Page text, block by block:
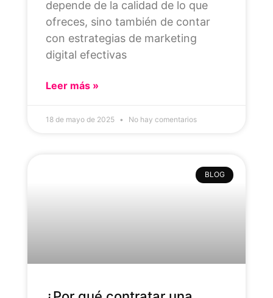
depende de la calidad de lo que
ofreces, sino también de contar
con estrategias de marketing
digital efectivas
Leer más »
18 de mayo de 2025 No hay comentarios
BLOG